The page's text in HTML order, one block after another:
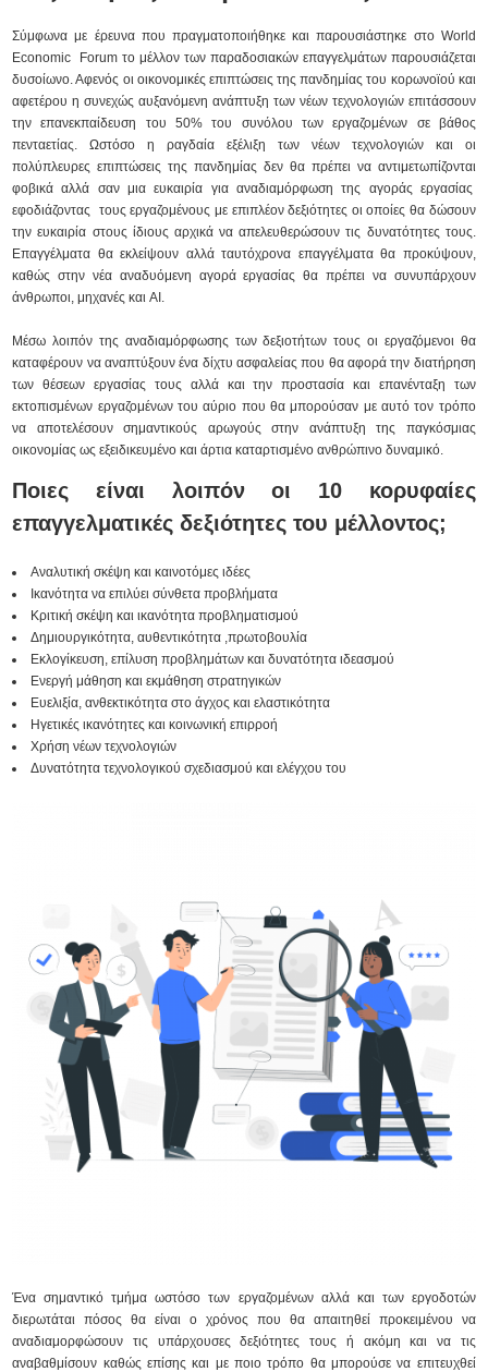
Σύμφωνα με έρευνα που πραγματοποιήθηκε και παρουσιάστηκε στο World
Economic Forum το μέλλον των παραδοσιακών επαγγελμάτων παρουσιάζεται
δυσοίωνο. Αφενός οι οικονομικές επιπτώσεις της πανδημίας του κορωνοϊού και
αφετέρου η συνεχώς αυξανόμενη ανάπτυξη των νέων τεχνολογιών επιτάσσουν
την επανεκπαίδευση του 50% του συνόλου των εργαζομένων σε βάθος
πενταετίας. Ωστόσο η ραγδαία εξέλιξη των νέων τεχνολογιών και οι
πολύπλευρες επιπτώσεις της πανδημίας δεν θα πρέπει να αντιμετωπίζονται
φοβικά αλλά σαν μια ευκαιρία για αναδιαμόρφωση της αγοράς εργασίας
εφοδιάζοντας τους εργαζομένους με επιπλέον δεξιότητες οι οποίες θα δώσουν
την ευκαιρία στους ίδιους αρχικά να απελευθερώσουν τις δυνατότητες τους.
Επαγγέλματα θα εκλείψουν αλλά ταυτόχρονα επαγγέλματα θα προκύψουν,
καθώς στην νέα αναδυόμενη αγορά εργασίας θα πρέπει να συνυπάρχουν
άνθρωποι, μηχανές και AI.
Μέσω λοιπόν της αναδιαμόρφωσης των δεξιοτήτων τους οι εργαζόμενοι θα
καταφέρουν να αναπτύξουν ένα δίχτυ ασφαλείας που θα αφορά την διατήρηση
των θέσεων εργασίας τους αλλά και την προστασία και επανένταξη των
εκτοπισμένων εργαζομένων του αύριο που θα μπορούσαν με αυτό τον τρόπο
να αποτελέσουν σημαντικούς αρωγούς στην ανάπτυξη της παγκόσμιας
οικονομίας ως εξειδικευμένο και άρτια καταρτισμένο ανθρώπινο δυναμικό.
Ποιες είναι λοιπόν οι 10 κορυφαίες
επαγγελματικές δεξιότητες του μέλλοντος;
Αναλυτική σκέψη και καινοτόμες ιδέες
Ικανότητα να επιλύει σύνθετα προβλήματα
Κριτική σκέψη και ικανότητα προβληματισμού
Δημιουργικότητα, αυθεντικότητα ,πρωτοβουλία
Εκλογίκευση, επίλυση προβλημάτων και δυνατότητα ιδεασμού
Ενεργή μάθηση και εκμάθηση στρατηγικών
Ευελιξία, ανθεκτικότητα στο άγχος και ελαστικότητα
Ηγετικές ικανότητες και κοινωνική επιρροή
Χρήση νέων τεχνολογιών
Δυνατότητα τεχνολογικού σχεδιασμού και ελέγχου του
Ένα σημαντικό τμήμα ωστόσο των εργαζομένων αλλά και των εργοδοτών
διερωτάται πόσος θα είναι ο χρόνος που θα απαιτηθεί προκειμένου να
αναδιαμορφώσουν τις υπάρχουσες δεξιότητες τους ή ακόμη και να τις
αναβαθμίσουν καθώς επίσης και με ποιο τρόπο θα μπορούσε να επιτευχθεί